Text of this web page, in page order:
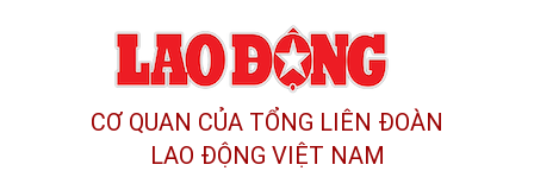
CƠ QUAN CỦA TỔNG LIÊN ĐOÀN
LAO ĐỘNG VIỆT NAM